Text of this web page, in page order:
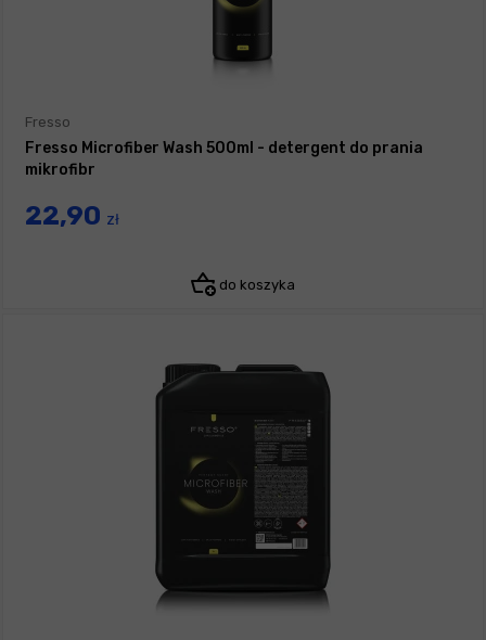
Fresso
Fresso Microfiber Wash 500ml - detergent do prania
mikrofibr
22,90 zł
do koszyka